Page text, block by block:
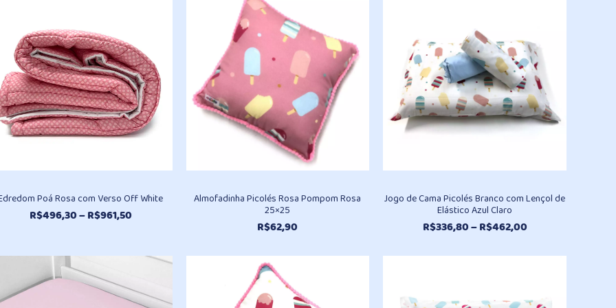
Poá Rosa com Verso Off White
R$496,30–R$961,50Faixa
R$496,30
R$961,50
Almofadinha Picolés Rosa Pompom Rosa
25×25
R$62,90
Jogo de Cama Picolés Branco com Lençol de
Elástico Azul Claro
R$336,80–R$462,00Faixa
preço:
R$462,00